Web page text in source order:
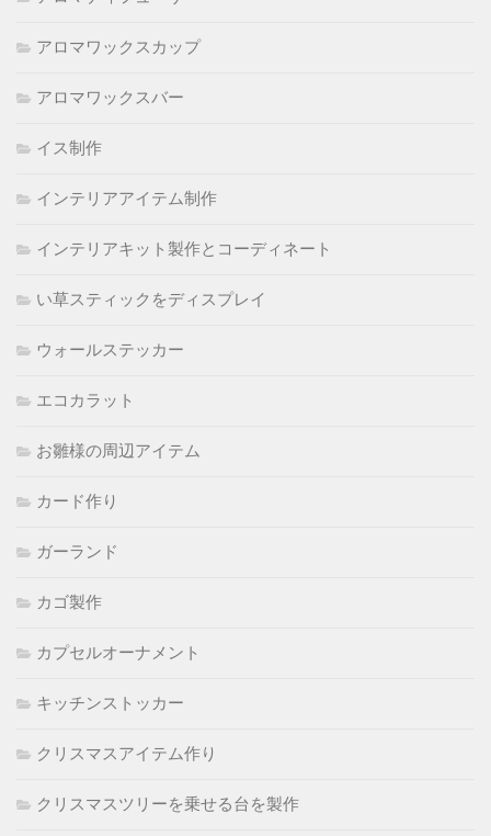
アロマワックスカップ
アロマワックスバー
イス制作
インテリアアイテム制作
インテリアキット製作とコーディネート
い草スティックをディスプレイ
ウォールステッカー
エコカラット
お雛様の周辺アイテム
カード作り
ガーランド
カゴ製作
カプセルオーナメント
キッチンストッカー
クリスマスアイテム作り
クリスマスツリーを乗せる台を製作